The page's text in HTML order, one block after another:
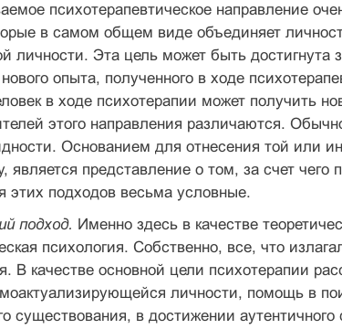
психотерапевтическое направление
в самом общем виде объединяет
личности. Эта цель может быть
опыта, полученного в ходе
в ходе психотерапии может получить
этого направления различаются.
Основанием для отнесения той или
является представление о том, за счет
этих подходов весьма условные.
подход. Именно здесь в качестве
психология. Собственно, все, что
В качестве основной цели психотерапии
личности, помощь в
существования, в достижении